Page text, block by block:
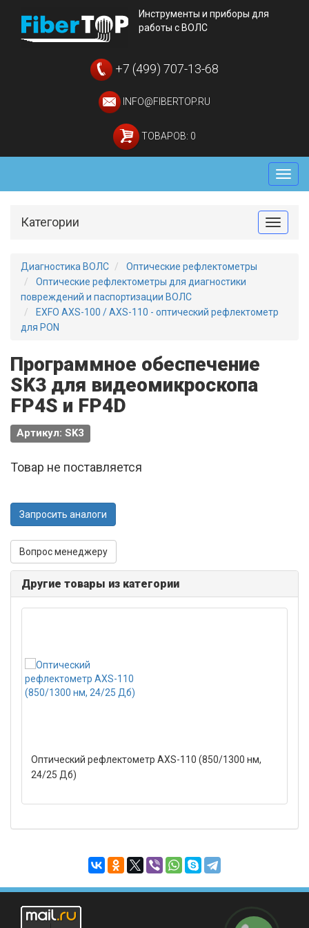
Инструменты и приборы для
работы с ВОЛС
+7 (499) 707-13-68
INFO@FIBERTOP.RU
ТОВАРОВ: 0
Меню
Toggle
Категории
Диагностика ВОЛС
Оптические рефлектометры
Оптические рефлектометры для диагностики
повреждений и паспортизации ВОЛС
EXFO AXS-100 / AXS-110 - оптический рефлектометр
для PON
Программное обеспечение
SK3 для видеомикроскопа
FP4S и FP4D
Артикул: SK3
Товар не поставляется
Запросить аналоги
Вопрос менеджеру
Другие товары из категории
Оптический рефлектометр AXS-110 (850/1300 нм,
24/25 Дб)